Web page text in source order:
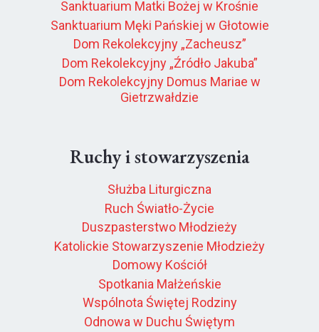
Sanktuarium Matki Bożej w Krośnie
Sanktuarium Męki Pańskiej w Głotowie
Dom Rekolekcyjny „Zacheusz”
Dom Rekolekcyjny „Źródło Jakuba”
Dom Rekolekcyjny Domus Mariae w
Gietrzwałdzie
Ruchy i stowarzyszenia
Służba Liturgiczna
Ruch Światło-Życie
Duszpasterstwo Młodzieży
Katolickie Stowarzyszenie Młodzieży
Domowy Kościół
Spotkania Małżeńskie
Wspólnota Świętej Rodziny
Odnowa w Duchu Świętym